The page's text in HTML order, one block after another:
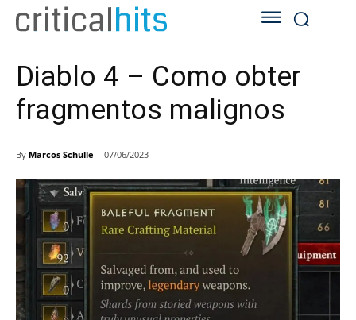
Diablo 4 – Como obter
fragmentos malignos
By Marcos Schulle 07/06/2023